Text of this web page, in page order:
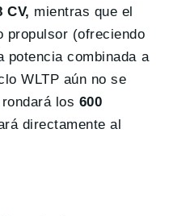
CV, mientras que el
propulsor (ofreciendo
potencia combinada a
WLTP aún no se
los 600
directamente al